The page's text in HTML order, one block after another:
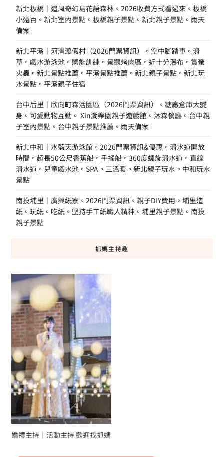
新北板橋｜追風奇幻島花語森林。2026收費方式看過來。板橋
小遠百。新北室內景點。板橋親子景點。新北親子景點。雨天
備案
新北平溪｜河灣渡假村（2026門票資訊）。空中腳踏車。滑
草。戲水游泳池。體能訓練。景觀烤肉區。近十分瀑布。賞螢
火蟲。新北景點推薦。平溪景點推薦。新北親子景點。新北玩
水景點。平溪親子住宿
台中后里｜欣向町森活園區（2026門票資訊）。糖廠倉庫大變
身。可愛動物互動。 Xin潮樂園親子遊戲館。沐森餐廳。台中親
子室內景點。台中親子景點推薦。雨天備案
新北中和｜水藍天游泳館。2026門票資訊&優惠。滑水道開放
時間。超長50公尺香蕉船。手搖船。360度螺旋滑水道。直線
滑水道。兒童戲水池。SPA。三溫暖。新北親子玩水。中和玩水
景點
南投埔里｜廣興紙寮。2026門票資訊。親子DIY費用。埔里造
紙。玩紙。吃紙。堅持手工紙職人精神。埔里親子景點。南投
親子景點
抓媽主持趣
婚禮主持｜活動主持 歡迎找抓媽